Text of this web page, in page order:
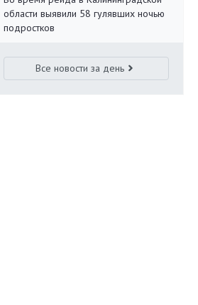
области выявили 58 гулявших ночью
подростков
Все новости за день